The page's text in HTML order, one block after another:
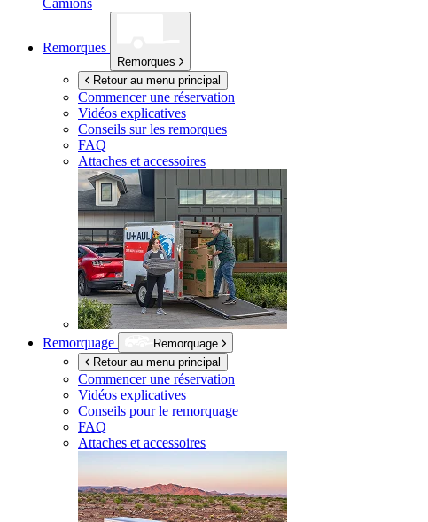
Camions
Remorques
Remorques
Retour au menu principal
Commencer une réservation
Vidéos explicatives
Conseils sur les remorques
FAQ
Attaches et accessoires
Remorquage
Remorquage
Retour au menu principal
Commencer une réservation
Vidéos explicatives
Conseils pour le remorquage
FAQ
Attaches et accessoires